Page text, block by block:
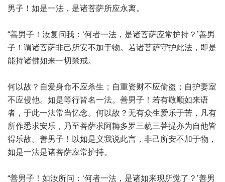
男子！如是一法，是诸菩萨所应永离。
“善男子！汝复问我：‘何者一法，是诸菩萨应常护持？’善男
子！谓诸菩萨非己所安不加于物。若诸菩萨守护此法，即是
能持诸佛如来一切禁戒。
何以故？自爱身命不应杀生；自重资财不应偷盗；自护妻室
不应侵他。如是等行皆名一法。善男子！若有敬顺如来语
者，于此一法常当忆念。何以故？无有众生爱乐于苦，凡有
所作悉求安乐，乃至菩萨求阿耨多罗三藐三菩提亦为自他皆
得乐故。善男子！以如是义我说此言，非己所安不加于物，
如是一法是诸菩萨应常护持。
“善男子！如汝所问：‘何者一法，是诸如来现所觉了？’善男